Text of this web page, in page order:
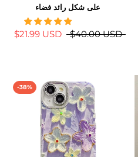
على شكل رائد فضاء
$21.99 USD $40.00 USD
-38%